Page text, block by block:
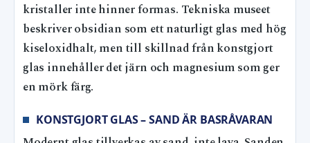
kristaller inte hinner formas. Tekniska museet
beskriver obsidian som ett naturligt glas med hög
kiseloxidhalt, men till skillnad från konstgjort
glas innehåller det järn och magnesium som ger
en mörk färg.
KONSTGJORT GLAS – SAND ÄR BASRÅVARAN